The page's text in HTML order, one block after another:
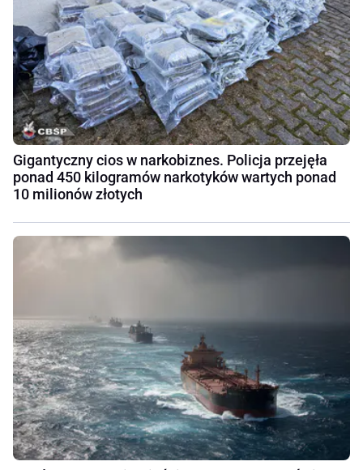
Gigantyczny cios w narkobiznes. Policja przejęła
ponad 450 kilogramów narkotyków wartych ponad
10 milionów złotych